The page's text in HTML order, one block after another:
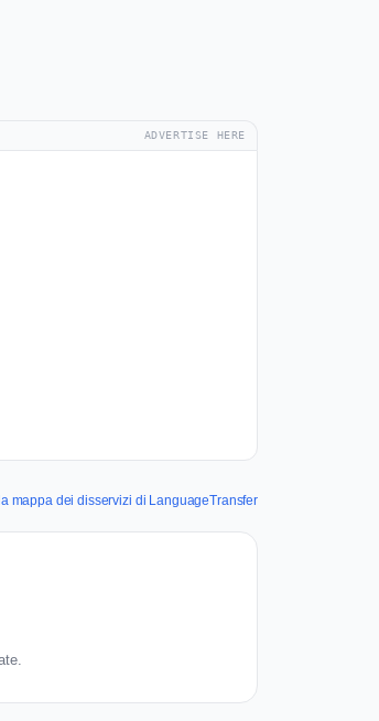
ADVERTISE HERE
mappa dei disservizi di LanguageTransfer